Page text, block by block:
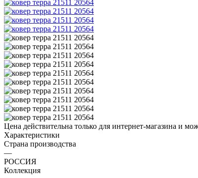
Цена действительна только для интернет-магазина и
Характеристики
Страна производства
—
РОССИЯ
Коллекция